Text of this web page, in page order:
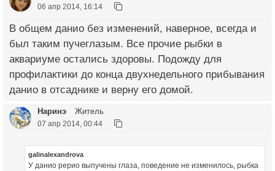
06 апр 2014, 16:14
В общем данио без изменений, наверное, всегда и
был таким пучеглазым. Все прочие рыбки в
аквариуме остались здоровы. Подожду для
профилактики до конца двухнедельного прибывания
данио в отсаднике и верну его домой.
Наринэ Житель
07 апр 2014, 00:44
galinalexandrova
У данио рерио выпучены глаза, поведение не изменилось, рыбка